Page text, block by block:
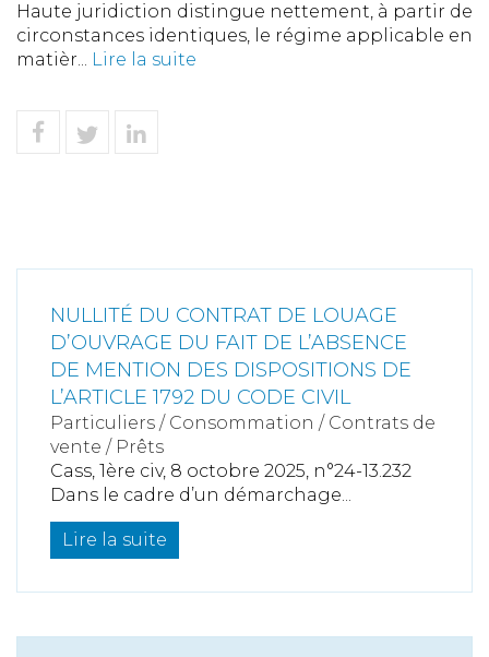
Haute juridiction distingue nettement, à partir de
circonstances identiques, le régime applicable en
matièr... Lire la suite
NULLITÉ DU CONTRAT DE LOUAGE
D’OUVRAGE DU FAIT DE L’ABSENCE
DE MENTION DES DISPOSITIONS DE
L’ARTICLE 1792 DU CODE CIVIL
Particuliers / Consommation / Contrats de
vente / Prêts
Cass, 1ère civ, 8 octobre 2025, n°24-13.232
Dans le cadre d’un démarchage...
Lire la suite